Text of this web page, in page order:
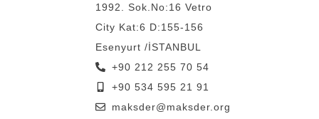
1992. Sok.No:16 Vetro
City Kat:6 D:155-156
Esenyurt /İSTANBUL
+90 212 255 70 54
+90 534 595 21 91
maksder@maksder.org